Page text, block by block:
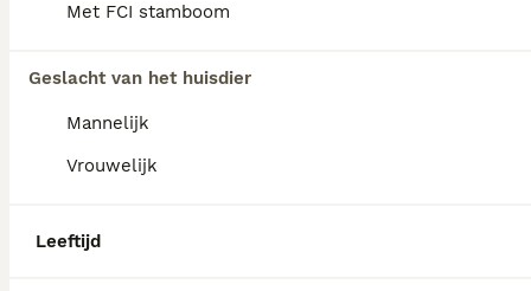
Met FCI stamboom
Geslacht van het huisdier
Mannelijk
Vrouwelijk
Leeftijd
De gemiddelde prijs voor een Boxer pup in
variëren afhankelijk van factoren zoals de
locatie.
Wat is het karakter van een